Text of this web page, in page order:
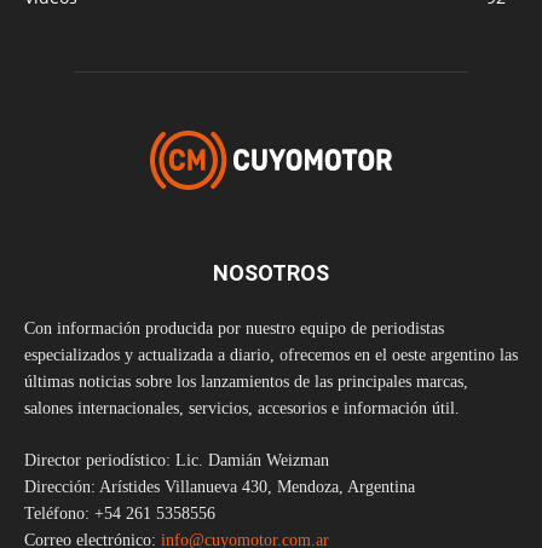
NOSOTROS
Con información producida por nuestro equipo de periodistas
especializados y actualizada a diario, ofrecemos en el oeste argentino las
últimas noticias sobre los lanzamientos de las principales marcas,
salones internacionales, servicios, accesorios e información útil.
Director periodístico: Lic. Damián Weizman
Dirección: Arístides Villanueva 430, Mendoza, Argentina
Teléfono: +54 261 5358556
Correo electrónico: info@cuyomotor.com.ar